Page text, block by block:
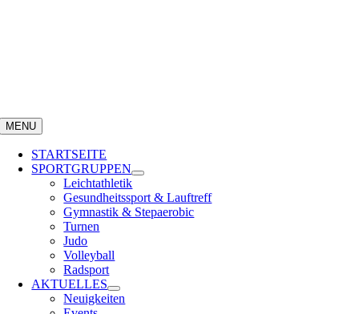
MENU
STARTSEITE
SPORTGRUPPEN
Leichtathletik
Gesundheitssport & Lauftreff
Gymnastik & Stepaerobic
Turnen
Judo
Volleyball
Radsport
AKTUELLES
Neuigkeiten